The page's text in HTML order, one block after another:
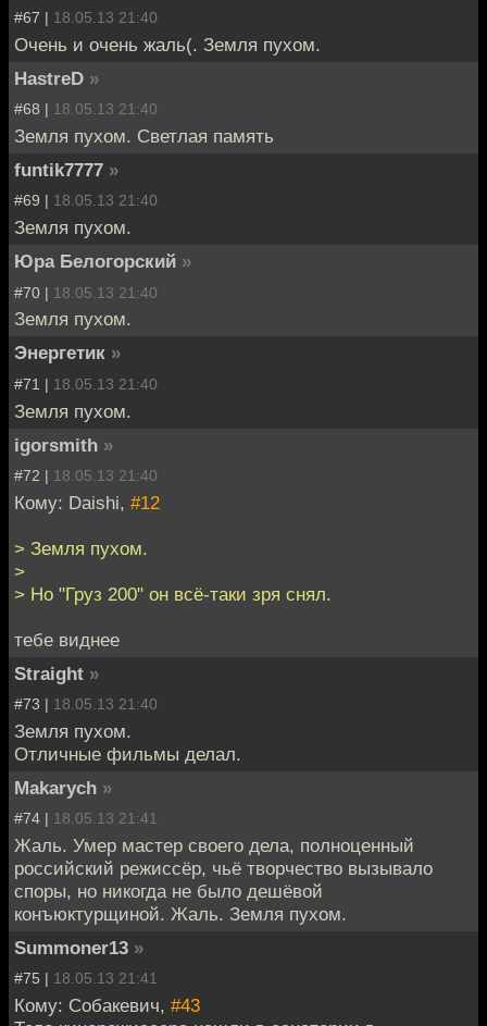
#67 | 18.05.13 21:40
Очень и очень жаль(. Земля пухом.
HastreD »
#68 | 18.05.13 21:40
Земля пухом. Светлая память
funtik7777 »
#69 | 18.05.13 21:40
Земля пухом.
Юра Белогорский »
#70 | 18.05.13 21:40
Земля пухом.
Энергетик »
#71 | 18.05.13 21:40
Земля пухом.
igorsmith »
#72 | 18.05.13 21:40
Кому: Daishi, #12
> Земля пухом.
>
> Но "Груз 200" он всё-таки зря снял.
тебе виднее
Straight »
#73 | 18.05.13 21:40
Земля пухом.
Отличные фильмы делал.
Makarych »
#74 | 18.05.13 21:41
Жаль. Умер мастер своего дела, полноценный
российский режиссёр, чьё творчество вызывало
споры, но никогда не было дешёвой
конъюктурщиной. Жаль. Земля пухом.
Summoner13 »
#75 | 18.05.13 21:41
Кому: Собакевич, #43